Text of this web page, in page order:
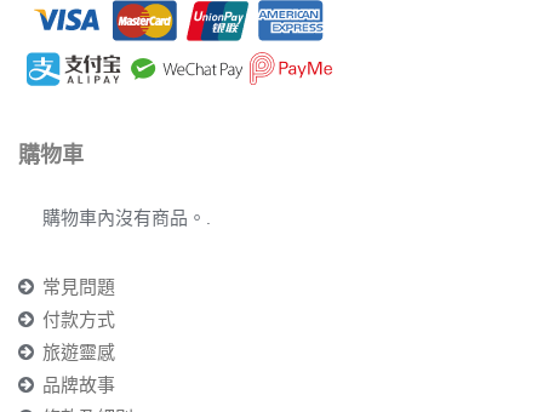
購物車
購物車內沒有商品。.
常見問題
付款方式
旅遊靈感
品牌故事